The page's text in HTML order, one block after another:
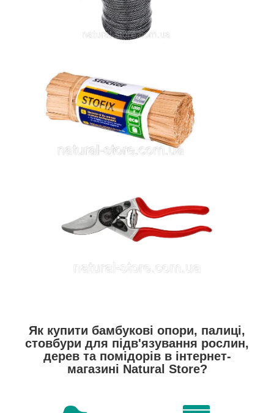
Як купити бамбукові опори, палиці,
стовбури для підв'язування рослин,
дерев та помідорів в інтернет-
магазині Natural Store?